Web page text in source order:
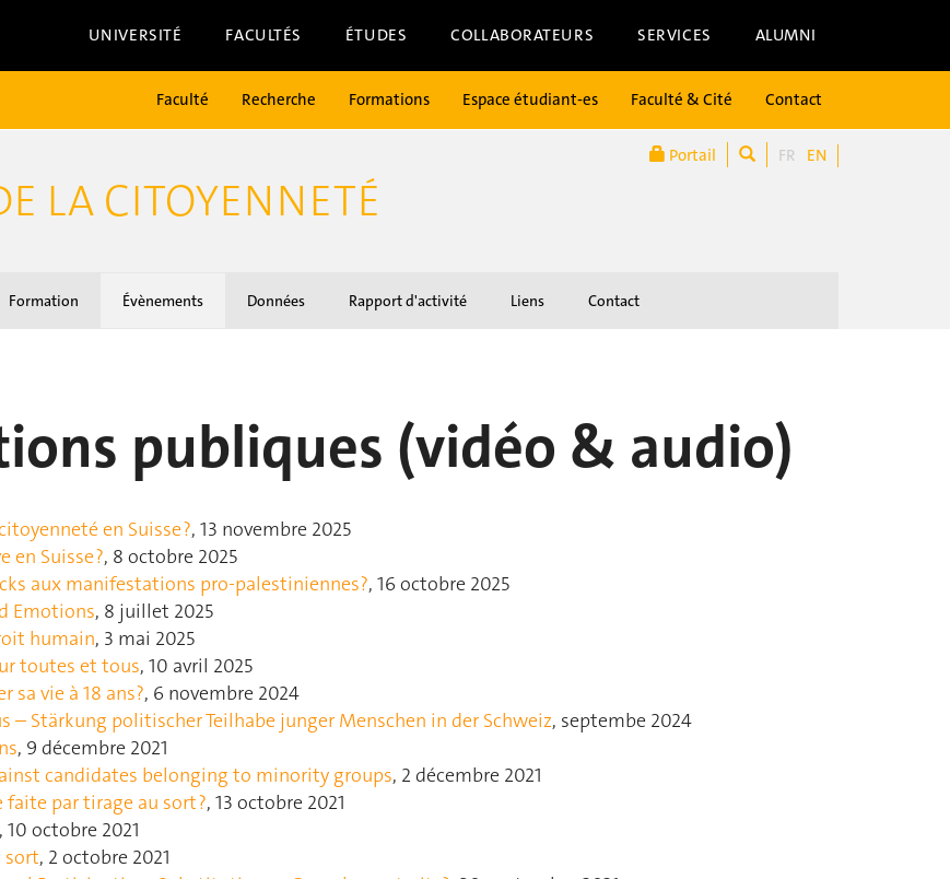
UNIVERSITÉ FACULTÉS ÉTUDES COLLABORATEURS SERVICES ALUMNI
Portail FR EN
Faculté Recherche Formations Espace étudiant-es Faculté & Cité Contact
LA CITOYENNETÉ
Formation Évènements Données Rapport d'activité Liens Contact
publiques (vidéo & audio)
en Suisse ?, 13 novembre 2025
en Suisse ?, 8 octobre 2025
aux manifestations pro-palestiniennes?, 16 octobre 2025
Emotions, 8 juillet 2025
humain, 3 mai 2025
toutes et tous, 10 avril 2025
sa vie à 18 ans?, 6 novembre 2024
– Stärkung politischer Teilhabe junger Menschen in der Schweiz, septembe 2024
, 9 décembre 2021
candidates belonging to minority groups, 2 décembre 2021
par tirage au sort ?, 13 octobre 2021
, 10 octobre 2021
sort, 2 octobre 2021